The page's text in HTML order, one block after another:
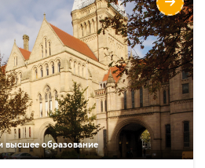
высшее образование
Russell Group
Описание
Курсы
Языки
в 16 британских
Консорциума,
University of Manchester, и
в другие
университеты.